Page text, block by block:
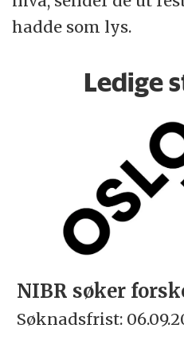
hadde som lys.
Ledige
NIBR søker
Søknadsfrist: